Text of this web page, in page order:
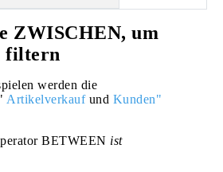
ZWISCHEN, um
filtern
werden die
Artikelverkaufund Kunden"
BETWEEN ist